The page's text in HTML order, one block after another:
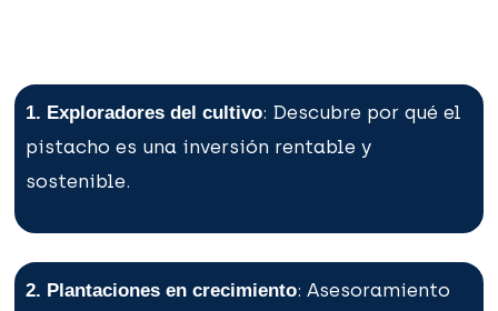
1. Exploradores del cultivo: Descubre por qué el
pistacho es una inversión rentable y
sostenible.
2. Plantaciones en crecimiento: Asesoramiento